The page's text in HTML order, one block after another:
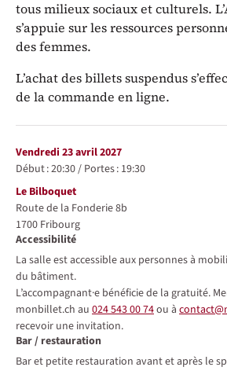
tous milieux sociaux et culturels.
s’appuie sur les ressources
des femmes.
L’achat des billets suspendus
de la commande en ligne.
vendredi 23 avril 2027
Début :20:30/ Portes : 19:30
Lieu
Le Bilboquet
Route de la Fonderie 8b
1700 Fribourg
Accessibilité
La salle est accessible aux personnes à
du bâtiment.
L’accompagnant·e bénéficie de la gratuité.
monbillet.ch au 024 543 00 74ou à
recevoir une invitation.
Bar / restauration
Bar et petite restauration avant et après le